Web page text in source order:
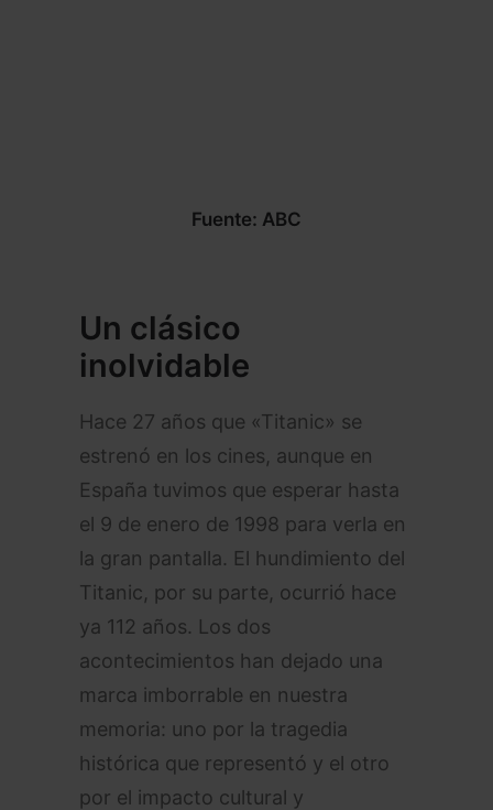
Fuente: ABC
Un clásico
inolvidable
Hace 27 años que «Titanic» se
estrenó en los cines, aunque en
España tuvimos que esperar hasta
el 9 de enero de 1998 para verla en
la gran pantalla. El hundimiento del
Titanic, por su parte, ocurrió hace
ya 112 años. Los dos
acontecimientos han dejado una
marca imborrable en nuestra
memoria: uno por la tragedia
histórica que representó y el otro
por el impacto cultural y